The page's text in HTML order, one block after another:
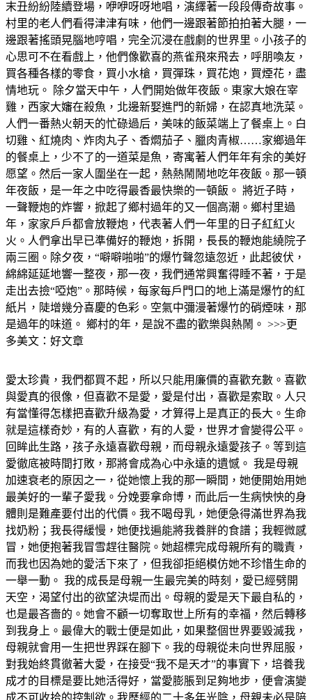
末丑紛紛陸續登場，咿咿呀呀地唱，演繹著一段段傳奇故事。
村里的老人們看得津津有味，他們一邊跟著節拍拍著大腿，一
邊跟著搖頭晃腦地哼唱，完全沉浸在戲劇的世界里。小孩子的
心思可不在看戲上，他們像歡喜的燕雀飛來飛去，呼朋喚友，
買各種各樣的零食，買小水槍，買彈珠，買花炮，買煙花，盡
情地玩。 除夕當天中午，人們開始做年夜飯。東家大娘在宰
雞，西家大嬸在殺魚，北邊新娶進門的新婦，在認真地洗菜。
人們一番熱火朝天的忙碌過后，美味的飯菜端上了餐桌上。白
切雞、紅燒肉、炸肉丸子、香燜茄子、臘肉青椒……家鄉過年
的餐桌上，少不了的一道菜是魚，寄寓著人們年年有余的美好
愿望。然后一家人圍坐在一起，熱熱鬧鬧地吃年夜飯。那一頓
年夜飯，是一年之中吃得最香最快樂的一頓飯。 將近子時，
一聲鞭炮的炸響，掀起了鄉村過年的又一個高潮。鄉村里過
年，家家戶戶都會放鞭炮，代表著人們一年里的日子紅紅火
火。人們拿出早已準備好的鞭炮，拆開，長長的鞭炮能繞院子
兩三圈。除夕夜，“噼噼啪啪”的爆竹聲忽遠忽近，此起彼伏，
綿綿延延地響一整夜，那一夜，我們通常興奮得睡不著，于是
走出去撿“啞炮”。那時候，每家每戶門口的地上滿是爆竹的紅
紙片，陡增幾分喜慶的色彩。空氣中彌漫著爆竹的硝煙味，那
是過年的味道。 鄉村的年，是說不盡的歡樂與熱鬧。 >>>更
多美文：好文章
愛太珍貴，我們都買不起，所以只能用廉價的喜歡充數。喜歡
與愛真的很像，但喜歡不是愛，愛是付出，喜歡是索取。人只
有當懂得怎樣把喜歡升級為愛，才算得上是真正的長大。生命
就是這樣奇妙，有的人喜歡，有的人愛，世界才會變得公平。
回眸此生路，孩子永遠喜歡母親，而母親永遠愛孩子。等到這
愛徹底被時間打敗，那將會成為心中永遠的遺憾。 我是母親
加速衰老的原因之一，從她懷上我的那一瞬間，她便開始用她
最美好的一輩子愛我。分娩要拿命博，而此后一生病怏怏的身
體則是難產要付出的代價。我不喝母乳，她便急得滿世界為我
找奶粉；我長得緩慢，她便找遍能將我養胖的食譜；我輕微感
冒，她便抱著我冒雪趕往醫院。她超標完成母親所有的職責，
而我也因為她的愛活下來了，但我卻拒絕模仿她不珍惜生命的
一舉一動。 我的成長是母親一生最完美的時刻，愛已經劈開
天空，渴望付出的欲望決堤而出。母親的愛是天下最自私的，
也是最吝嗇的。她會不顧一切奪取世上所有的幸福，然后轉移
到我身上。最偉大的戰士便是如此，如果整個世界要毀滅我，
母親就會用一生把世界踩在腳下。我的母親從未向世界屈服，
對我始終貫徹著大愛，在接受“我不是天才”的事實下，培養我
成才的目標是要比她活得好，當愛膨脹到足夠地步，便會演變